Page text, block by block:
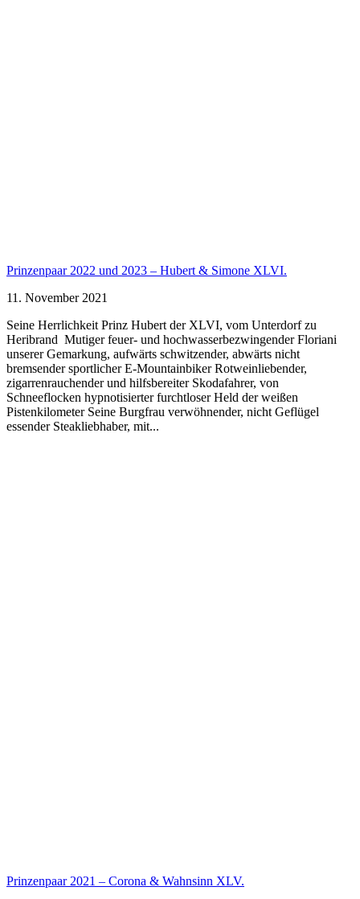
Prinzenpaar 2022 und 2023 – Hubert & Simone XLVI.
11. November 2021
Seine Herrlichkeit Prinz Hubert der XLVI, vom Unterdorf zu
Heribrand Mutiger feuer- und hochwasserbezwingender Floriani
unserer Gemarkung, aufwärts schwitzender, abwärts nicht
bremsender sportlicher E-Mountainbiker Rotweinliebender,
zigarrenrauchender und hilfsbereiter Skodafahrer, von
Schneeflocken hypnotisierter furchtloser Held der weißen
Pistenkilometer Seine Burgfrau verwöhnender, nicht Geflügel
essender Steakliebhaber, mit...
Prinzenpaar 2021 – Corona & Wahnsinn XLV.